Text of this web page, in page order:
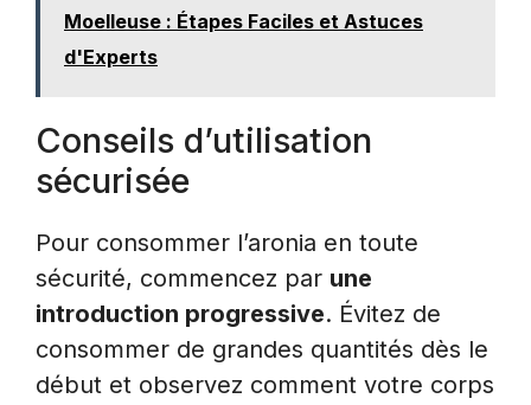
Moelleuse : Étapes Faciles et Astuces
d'Experts
Conseils d’utilisation
sécurisée
Pour consommer l’aronia en toute
sécurité, commencez par une
introduction progressive. Évitez de
consommer de grandes quantités dès le
début et observez comment votre corps